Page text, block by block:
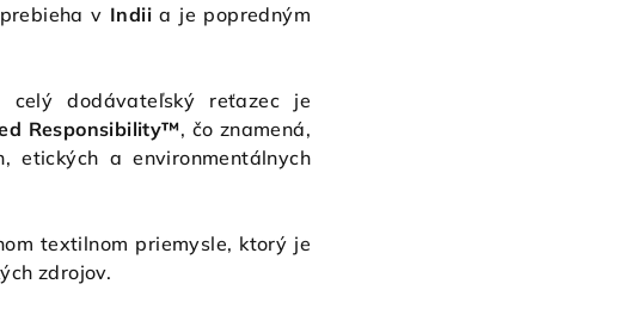
v Indiia je popredným
celý dodávateľský reťazec je
Responsibility™, čo znamená,
etických a environmentálnych
textilnom priemysle, ktorý je
zdrojov.